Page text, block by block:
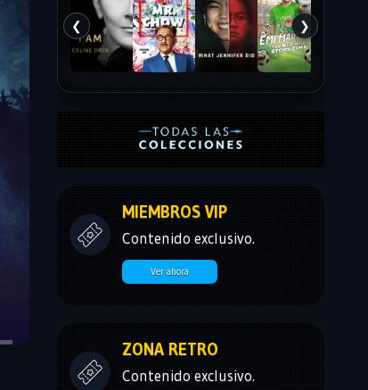
❮ ❯
MIEMBROS VIP
Contenido exclusivo.
Ver ahora
ZONA RETRO
Contenido exclusivo.